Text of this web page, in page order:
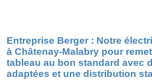
Entreprise Berger : Notre
à Châtenay-Malabry pour
tableau au bon standard avec
adaptées et une distribution